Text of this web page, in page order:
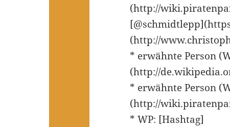
(http://
(http://
* erwähnte Person
(http://
* erwähnte Person
(http://
* WP: [Hashtag]